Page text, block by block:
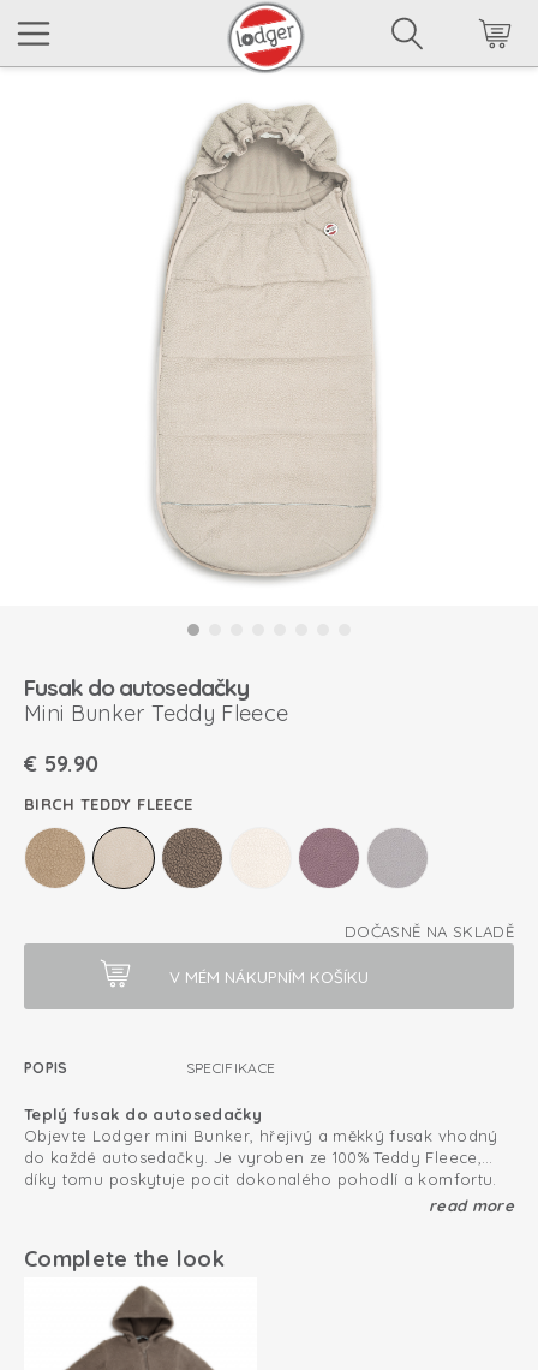
Fusak do autosedačky
Mini Bunker Teddy Fleece
€ 59.90
BIRCH TEDDY FLEECE
DOČASNĚ NA SKLADĚ
POPIS SPECIFIKACE
Teplý fusak do autosedačky
Objevte Lodger mini Bunker, hřejivý a měkký fusak vhodný
do každé autosedačky. Je vyroben ze 100% Teddy Fleece,
díky tomu poskytuje pocit dokonalého pohodlí a komfortu.
Díky chytrým otvorům ve spodní části se fusak hodí do
suchý zip fusak roste s vaším dítětem, můžete ho používat od
narození až do přibližně 2,5 - 3 let. Vrchní strana je plně
oddělitelná pro snadné praní.
Prodloužené otvory pro bezpečnostní pásy pro všechny
Velikost lze díky suchým zipům a tkaničkám přizpůsobit
Certifikát Oeko-Tex: bez škodlivých látek
read more
Complete the look